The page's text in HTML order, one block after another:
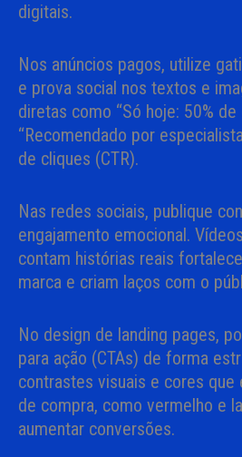
digitais.
Nos anúncios pagos, utilize
e prova social nos textos e
diretas como “Só hoje: 50%
“Recomendado por
de cliques (CTR).
Nas redes sociais, publique
engajamento emocional.
contam histórias reais
marca e criam laços com o
No design de landing pages,
para ação (CTAs) de forma
contrastes visuais e cores que
de compra, como vermelho e
aumentar conversões.